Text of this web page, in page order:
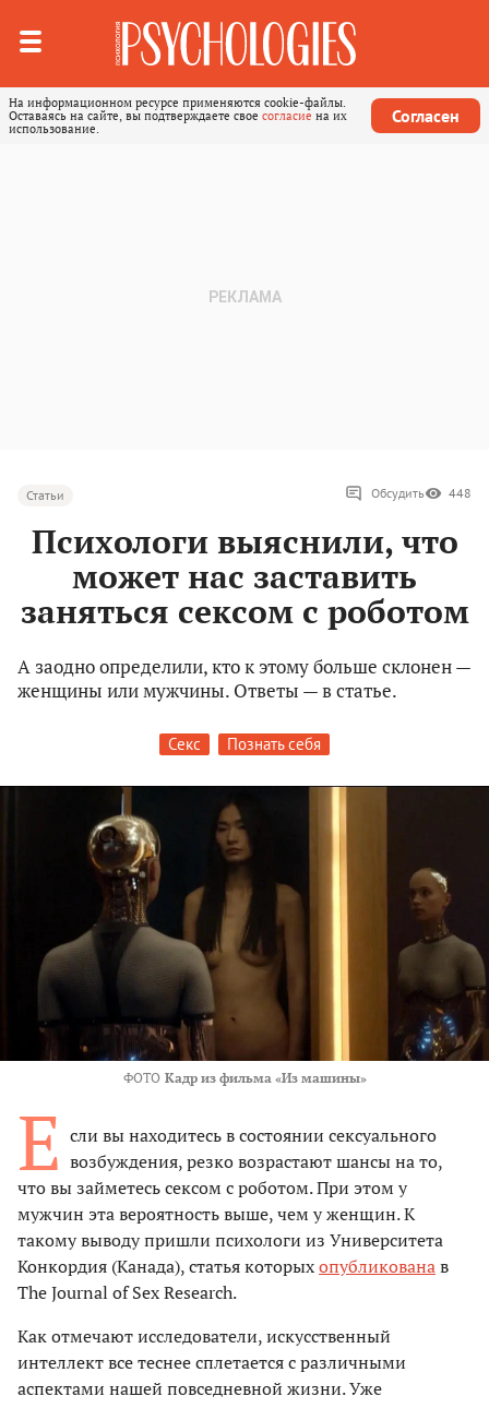
На информационном ресурсе применяются cookie-файлы.
Оставаясь на сайте, вы подтверждаете свое согласие на их
использование.
Согласен
Статьи Обсудить 448
Психологи выяснили, что
может нас заставить
заняться сексом с роботом
А заодно определили, кто к этому больше склонен —
женщины или мужчины. Ответы — в статье.
Секс Познать себя
ФОТО Кадр из фильма «Из машины»
Е сли вы находитесь в состоянии сексуального
возбуждения, резко возрастают шансы на то,
что вы займетесь сексом с роботом. При этом у
мужчин эта вероятность выше, чем у женщин. К
такому выводу пришли психологи из Университета
Конкордия (Канада), статья которыхопубликованав
The Journal of Sex Research.
Как отмечают исследователи, искусственный
интеллект все теснее сплетается с различными
аспектами нашей повседневной жизни. Уже